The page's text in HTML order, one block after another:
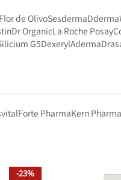
Flor de OlivoSesdermaDderma
Dr OrganicLa Roche Posay
G5DexerylAderma
Forte PharmaKern Pharma
-23%